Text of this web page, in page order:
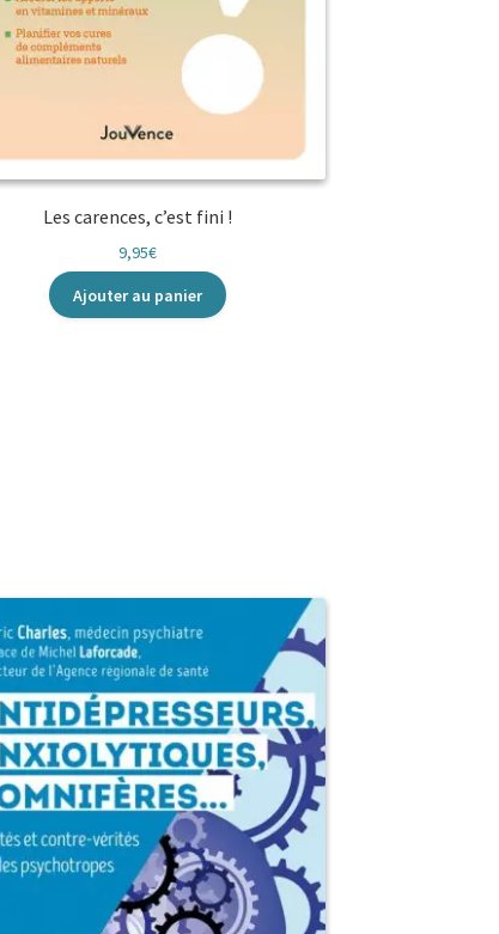
Les carences, c’est fini !
9,95€
Ajouter au panier